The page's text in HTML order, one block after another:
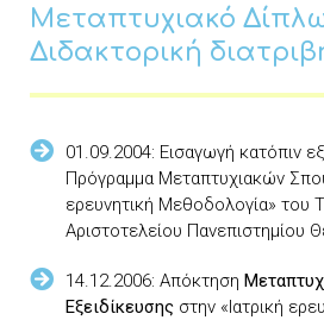
Μεταπτυχιακό
Διδακτορική
01.09.2004: Εισαγωγή κατόπιν
Πρόγραμμα Μεταπτυχιακών
ερευνητική Μεθοδολογία» του
Αριστοτελείου Πανεπιστημίου
14.12.2006: Απόκτηση
Εξειδίκευσης στην «Ιατρική